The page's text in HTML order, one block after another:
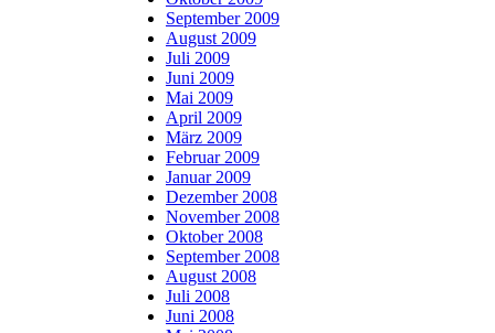
September 2009
August 2009
Juli 2009
Juni 2009
Mai 2009
April 2009
März 2009
Februar 2009
Januar 2009
Dezember 2008
November 2008
Oktober 2008
September 2008
August 2008
Juli 2008
Juni 2008